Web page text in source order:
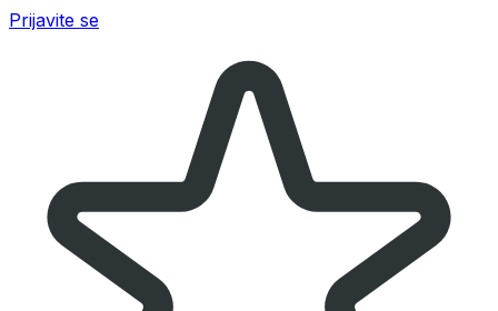
Prijavite se